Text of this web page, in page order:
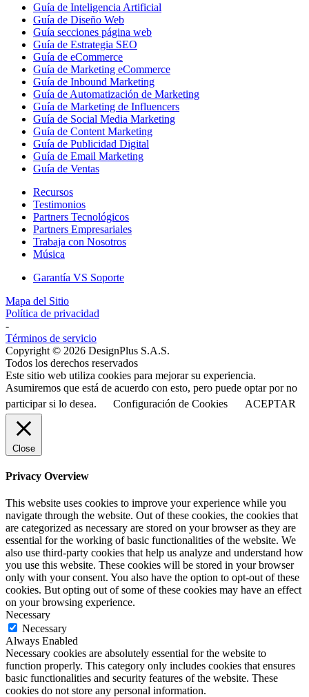
Guía de Inteligencia Artificial
Guía de Diseño Web
Guía secciones página web
Guía de Estrategia SEO
Guía de eCommerce
Guía de Marketing eCommerce
Guía de Inbound Marketing
Guía de Automatización de Marketing
Guía de Marketing de Influencers
Guía de Social Media Marketing
Guía de Content Marketing
Guía de Publicidad Digital
Guía de Email Marketing
Guía de Ventas
Recursos
Testimonios
Partners Tecnológicos
Partners Empresariales
Trabaja con Nosotros
Música
Garantía VS Soporte
Mapa del Sitio
Política de privacidad
-
Términos de servicio
Copyright © 2026 DesignPlus S.A.S.
Todos los derechos reservados
Este sitio web utiliza cookies para mejorar su experiencia.
Asumiremos que está de acuerdo con esto, pero puede optar por no
participar si lo desea.
Configuración de Cookies ACEPTAR
Close
Privacy Overview
This website uses cookies to improve your experience while you
navigate through the website. Out of these cookies, the cookies that
are categorized as necessary are stored on your browser as they are
essential for the working of basic functionalities of the website. We
also use third-party cookies that help us analyze and understand how
you use this website. These cookies will be stored in your browser
only with your consent. You also have the option to opt-out of these
cookies. But opting out of some of these cookies may have an effect
on your browsing experience.
Necessary
Necessary
Always Enabled
Necessary cookies are absolutely essential for the website to
function properly. This category only includes cookies that ensures
basic functionalities and security features of the website. These
cookies do not store any personal information.